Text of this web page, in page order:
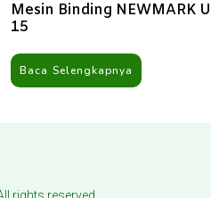
Mesin Binding NEWMARK
15
Baca Selengkapnya